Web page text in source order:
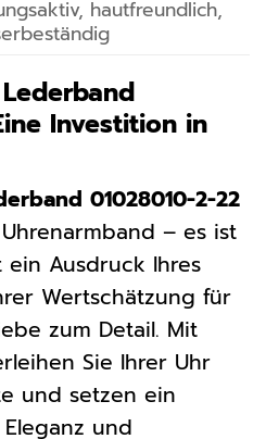
hautfreundlich,
Investition in
01028010-2-22
– es ist
ein Ausdruck Ihres
Wertschätzung für
zum Detail. Mit
Sie Ihrer Uhr
und setzen ein
und